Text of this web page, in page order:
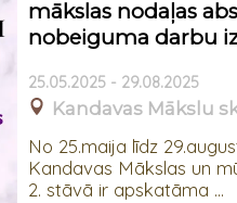
mākslas nodaļas
nobeiguma darbu
25.05.2025 - 29.08.2025
Kandavas Mākslu
No 25.maija līdz
Kandavas Mākslas un
2. stāvā ir apskatāma ...